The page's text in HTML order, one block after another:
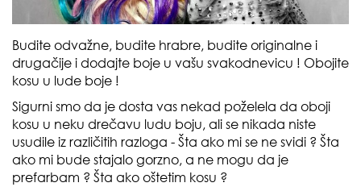
Budite odvažne, budite hrabre, budite originalne i
drugačije i dodajte boje u vašu svakodnevicu ! Obojite
kosu u lude boje !
Sigurni smo da je dosta vas nekad poželela da oboji
kosu u neku drečavu ludu boju, ali se nikada niste
usudile iz različitih razloga - Šta ako mi se ne svidi ? Šta
ako mi bude stajalo gorzno, a ne mogu da je
prefarbam ? Šta ako oštetim kosu ?